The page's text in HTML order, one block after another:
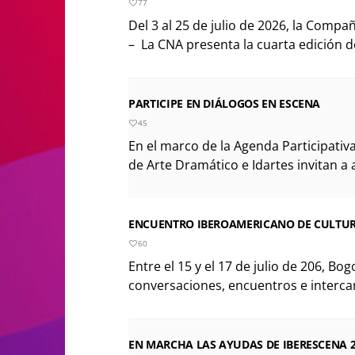
77
Del 3 al 25 de julio de 2026, la
– La CNA presenta la cuarta edición
PARTICIPE EN DIÁLOGOS EN ESCENA
45
En el marco de la Agenda
de Arte Dramático e Idartes invitan a
ENCUENTRO IBEROAMERICANO DE
60
Entre el 15 y el 17 de julio de 206,
conversaciones, encuentros e
EN MARCHA LAS AYUDAS DE IBERESCENA